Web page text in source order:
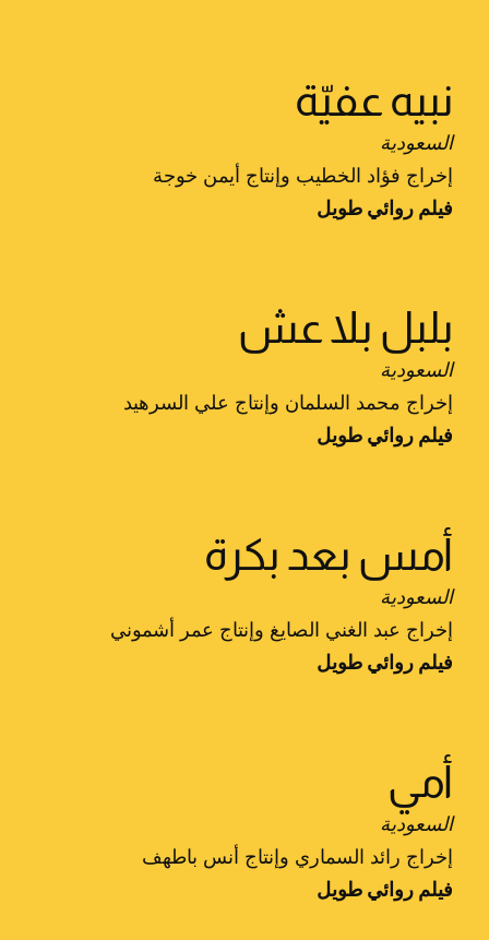
نبيه عفيّة
السعودية
إخراج فؤاد الخطيب وإنتاج أيمن خوجة
فيلم روائي طويل
بلبل بلا عش
السعودية
إخراج محمد السلمان وإنتاج علي السرهيد
فيلم روائي طويل
أمس بعد بكرة
السعودية
إخراج عبد الغني الصايغ وإنتاج عمر أشموني
فيلم روائي طويل
أمي
السعودية
إخراج رائد السماري وإنتاج أنس باطهف
فيلم روائي طويل